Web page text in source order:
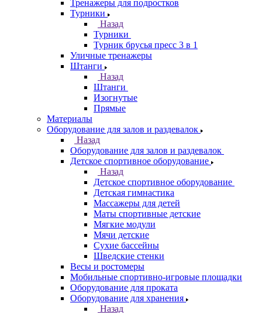
Тренажеры для подростков
Турники
Назад
Турники
Турник брусья пресс 3 в 1
Уличные тренажеры
Штанги
Назад
Штанги
Изогнутые
Прямые
Материалы
Оборудование для залов и раздевалок
Назад
Оборудование для залов и раздевалок
Детское спортивное оборудование
Назад
Детское спортивное оборудование
Детская гимнастика
Массажеры для детей
Маты спортивные детские
Мягкие модули
Мячи детские
Сухие бассейны
Шведские стенки
Весы и ростомеры
Мобильные спортивно-игровые площадки
Оборудование для проката
Оборудование для хранения
Назад